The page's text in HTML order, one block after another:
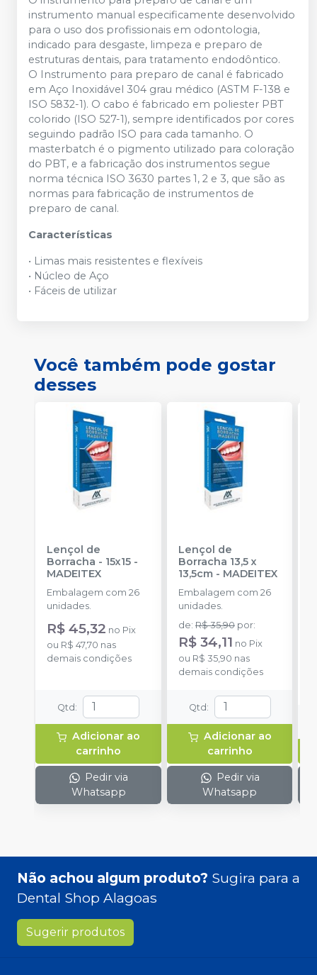
instrumento manual especificamente desenvolvido
para o uso dos profissionais em odontologia,
indicado para desgaste, limpeza e preparo de
estruturas dentais, para tratamento endodôntico.
O Instrumento para preparo de canal é fabricado
em Aço Inoxidável 304 grau médico (ASTM F-138 e
ISO 5832-1). O cabo é fabricado em poliester PBT
colorido (ISO 527-1), sempre identificados por cores
seguindo padrão ISO para cada tamanho. O
masterbatch é o pigmento utilizado para coloração
do PBT, e a fabricação dos instrumentos segue
norma técnica ISO 3630 partes 1, 2 e 3, que são as
normas para fabricação de instrumentos de
preparo de canal.
Características
• Limas mais resistentes e flexíveis
• Núcleo de Aço
• Fáceis de utilizar
Você também pode gostar
desses
Lençol de
Borracha - 15x15 -
MADEITEX
Embalagem com 26
unidades.
R$ 45,32 no Pix
ou R$ 47,70 nas
demais condições
Qtd :
Adicionar ao
carrinho
Pedir via
Whatsapp
Lençol de
Borracha 13,5 x
13,5cm- MADEITEX
Embalagem com 26
unidades.
de: R$ 35,90 por:
R$ 34,11 no Pix
ou R$ 35,90 nas
demais condições
Qtd :
Adicionar ao
carrinho
Pedir via
Whatsapp
Não achou algum produto? Sugira para a
Dental Shop Alagoas
Sugerir produtos